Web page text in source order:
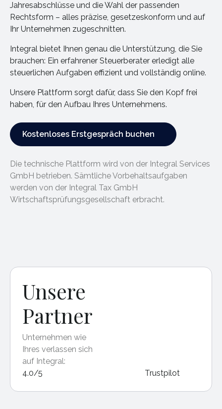
Jahresabschlüsse und die Wahl der passenden
Rechtsform – alles präzise, gesetzeskonform und auf
Ihr Unternehmen zugeschnitten.
Integral bietet Ihnen genau die Unterstützung, die Sie
brauchen: Ein erfahrener Steuerberater erledigt alle
steuerlichen Aufgaben effizient und vollständig online.
Unsere Plattform sorgt dafür, dass Sie den Kopf frei
haben, für den Aufbau Ihres Unternehmens.
Kostenloses Erstgespräch buchen
Kostenloses Erstgespräch buchen
Die technische Plattform wird von der Integral Services
GmbH betrieben. Sämtliche Vorbehaltsaufgaben
werden von der Integral Tax GmbH
Wirtschaftsprüfungsgesellschaft erbracht.
Unsere
Partner
Unternehmen wie
Ihres verlassen sich
auf Integral:
4.0/5
Trustpilot